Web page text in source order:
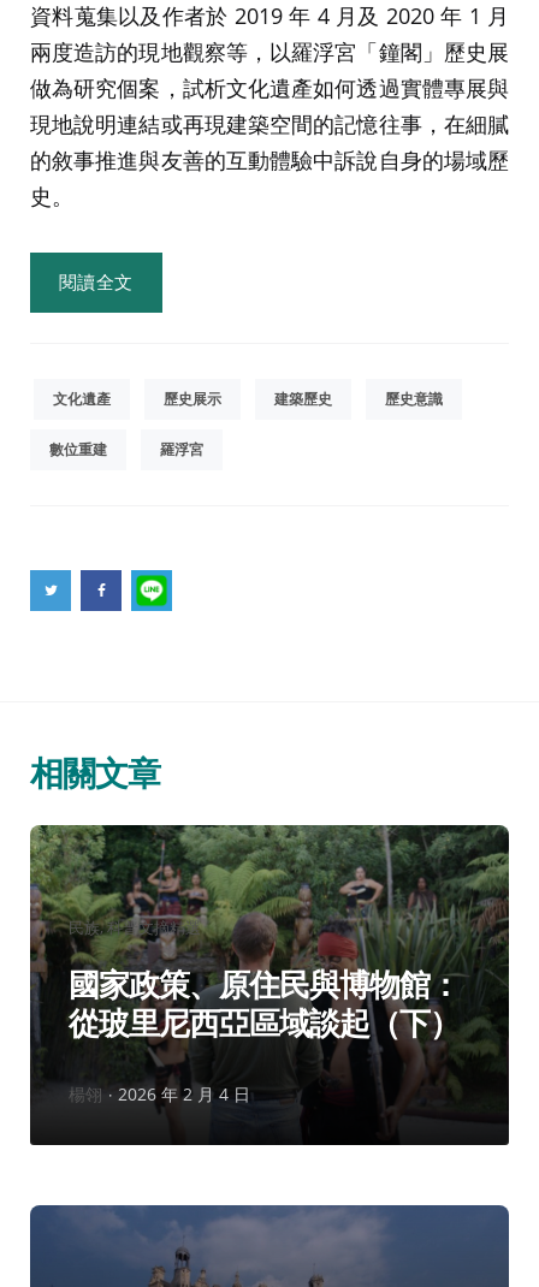
資料蒐集以及作者於 2019 年 4 月及 2020 年 1 月
兩度造訪的現地觀察等，以羅浮宮「鐘閣」歷史展
做為研究個案，試析文化遺產如何透過實體專展與
現地說明連結或再現建築空間的記憶往事，在細膩
的敘事推進與友善的互動體驗中訴說自身的場域歷
史。
閱讀全文
文化遺產 歷史展示 建築歷史 歷史意識
數位重建 羅浮宮
相關文章
分
類：
民族 科普文摘精選
國家政策、原住民與博物館：
從玻里尼西亞區域談起（下）
作
楊翎 2026 年 2 月 4 日